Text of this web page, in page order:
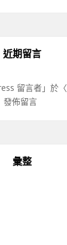
近期留言
留言者 」於〈
發佈留言
彙整